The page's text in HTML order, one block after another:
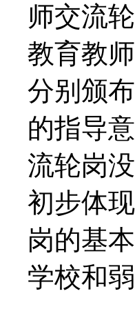
师交流
教育教
分别颁
的指导
流轮岗
初步体
岗的基
学校和